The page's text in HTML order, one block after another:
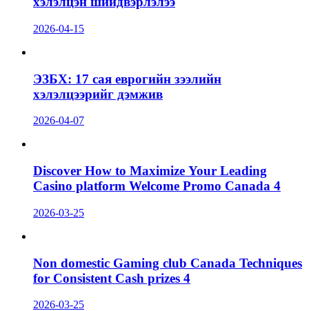
2026-04-15
ЭЗБХ: 17 сая еврогийн зээлийн
хэлэлцээрийг дэмжив
2026-04-07
Discover How to Maximize Your Leading
Casino platform Welcome Promo Canada 4
2026-03-25
Non domestic Gaming club Canada Techniques
for Consistent Cash prizes 4
2026-03-25